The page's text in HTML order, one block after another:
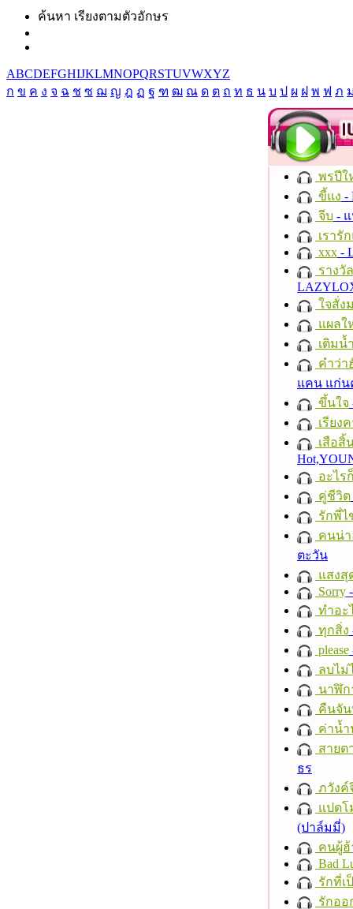
ค้นหา เรียงตามตัวอักษร
ABCDEFGHIJKLMNOPQRSTUVWXYZ
ก ข ค ง จ ฉ ช ซ ฌ ญ ฎ ฏ ฐ ฑ ฒ ณ ด ต ถ ท ธ น บ ป ผ ฝ พ ฟ ภ
พรปีใ
ขี้แง -
จีบ -
เรารั
xxx -
รางวั
ใจสั่ง
แผลใ
เติมน้
คำว่า
แคน แก่
ขึ้นใจ
เรียง
เสือสิ้
อะไร
คู่ชีวิต
รักพี่ไ
คนน่
ตะวัน
แสงสุ
Sorry
ทำอะ
ทุกสิ่ง
please
ลบไม่
นาฬิก
คืนจั
ค่าน้
สายต
ธร
ภวังค์
แปดโ
(ปาล์มมี่)
คนผู้ฮ้
Bad
รักที่เ
รักออ